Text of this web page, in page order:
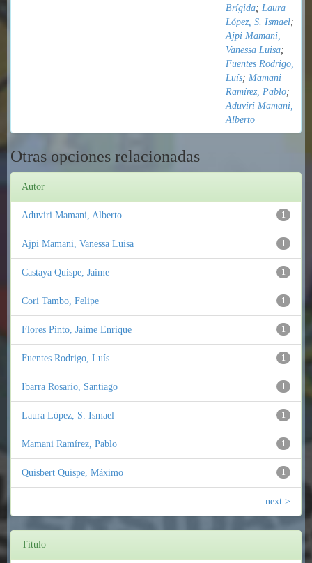
Brígida; Laura
López, S. Ismael;
Ajpi Mamani,
Vanessa Luisa;
Fuentes Rodrigo,
Luís; Mamani
Ramírez, Pablo;
Aduviri Mamani,
Alberto
Otras opciones relacionadas
Autor
1
Aduviri Mamani, Alberto
1
Ajpi Mamani, Vanessa Luisa
1
Castaya Quispe, Jaime
1
Cori Tambo, Felipe
1
Flores Pinto, Jaime Enrique
1
Fuentes Rodrigo, Luís
1
Ibarra Rosario, Santiago
1
Laura López, S. Ismael
1
Mamani Ramírez, Pablo
1
Quisbert Quispe, Máximo
next >
Título